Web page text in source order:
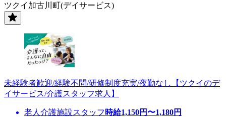
ツクイ加古川町(デイサービス)
未経験者歓迎/経験不問/研修制度充実/夜勤なし【ツクイのデ
イサービス/介護スタッフ求人】
老人介護施設スタッフ 時給1,150円〜1,180円